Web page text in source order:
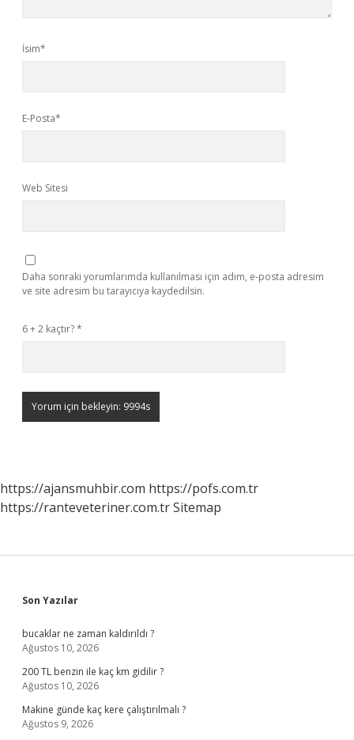
İsim*
E-Posta*
Web Sitesi
Daha sonraki yorumlarımda kullanılması için adım, e-posta adresim
ve site adresim bu tarayıcıya kaydedilsin.
6 + 2 kaçtır?*
https://ajansmuhbir.com https://pofs.com.tr
https://ranteveteriner.com.trSitemap
Sidebar
Son Yazılar
bucaklar ne zaman kaldırıldı ?
Ağustos 10, 2026
200 TL benzin ile kaç km gidilir ?
Ağustos 10, 2026
Makine günde kaç kere çalıştırılmalı ?
Ağustos 9, 2026